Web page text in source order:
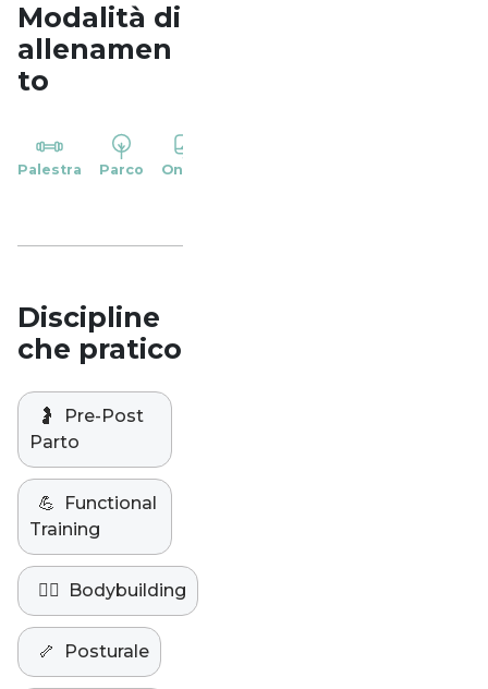
Modalità di
allenamen
to
Palestra Parco Online
Discipline
che pratico
🤰
Pre-Post
Parto
💪
Functional
Training
🏋️‍♀️ Bodybuilding
🦴 Posturale